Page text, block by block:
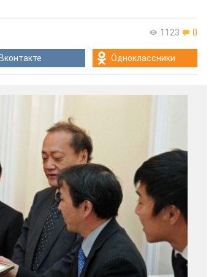
1123 0
Вконтакте Одноклассники